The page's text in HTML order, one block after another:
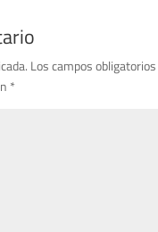
Los campos obligatorios
*